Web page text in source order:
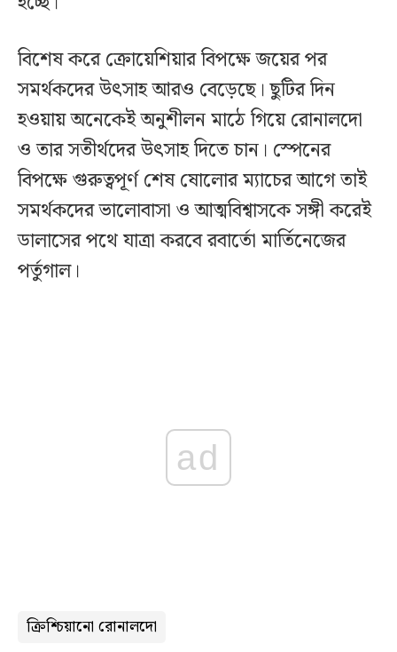
বিশেষ করে ক্রোয়েশিয়ার বিপক্ষে জয়ের পর
সমর্থকদের উৎসাহ আরও বেড়েছে। ছুটির দিন
হওয়ায় অনেকেই অনুশীলন মাঠে গিয়ে রোনালদো
ও তার সতীর্থদের উৎসাহ দিতে চান। স্পেনের
বিপক্ষে গুরুত্বপূর্ণ শেষ ষোলোর ম্যাচের আগে তাই
সমর্থকদের ভালোবাসা ও আত্মবিশ্বাসকে সঙ্গী করেই
ডালাসের পথে যাত্রা করবে রবার্তো মার্তিনেজের
পর্তুগাল।
ad
ক্রিশ্চিয়ানো রোনালদো